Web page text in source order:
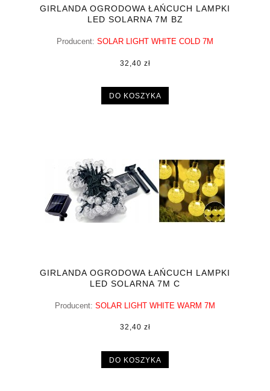
GIRLANDA OGRODOWA ŁAŃCUCH LAMPKI
LED SOLARNA 7M BZ
Producent: SOLAR LIGHT WHITE COLD 7M
32,40 zł
DO KOSZYKA
GIRLANDA OGRODOWA ŁAŃCUCH LAMPKI
LED SOLARNA 7M C
Producent: SOLAR LIGHT WHITE WARM 7M
32,40 zł
DO KOSZYKA